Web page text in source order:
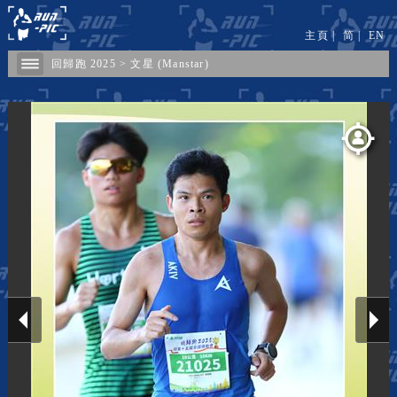
回歸跑 2025 >文星 (Manstar)
主頁 | 简| EN